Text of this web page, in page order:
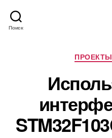
Поиск
ПРОЕКТЫ